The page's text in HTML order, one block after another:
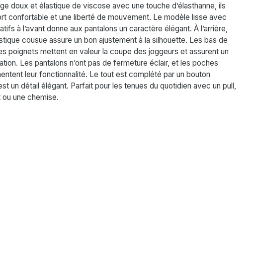
doux et élastique de viscose avec une touche d’élasthanne, ils
confortable et une liberté de mouvement. Le modèle lisse avec
à l’avant donne aux pantalons un caractère élégant. À l’arrière,
cousue assure un bon ajustement à la silhouette. Les bas de
poignets mettent en valeur la coupe des joggeurs et assurent un
Les pantalons n’ont pas de fermeture éclair, et les poches
leur fonctionnalité. Le tout est complété par un bouton
un détail élégant. Parfait pour les tenues du quotidien avec un pull,
une chemise.